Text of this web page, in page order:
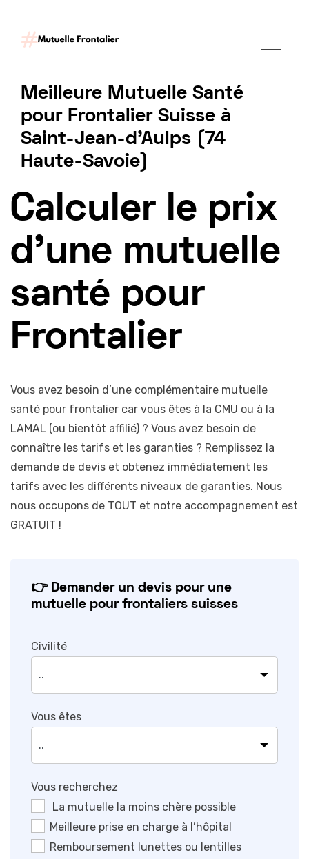
Meilleure Mutuelle Santé
pour Frontalier Suisse à
Saint-Jean-d’Aulps (74
Haute-Savoie)
Tarif mutuelle Frontalier 2025
Calculer le prix
d'une mutuelle
santé pour
Frontalier
Vous avez besoin d’une complémentaire mutuelle
santé pour frontalier car vous êtes à la CMU ou à la
LAMAL (ou bientôt affilié) ? Vous avez besoin de
connaître les tarifs et les garanties ? Remplissez la
demande de devis et obtenez immédiatement les
tarifs avec les différents niveaux de garanties. Nous
nous occupons de TOUT et notre accompagnement est
GRATUIT !
👉 Demander un devis pour une
mutuelle pour frontaliers suisses
Civilité
Vous êtes
Vous recherchez
La mutuelle la moins chère possible
Meilleure prise en charge à l’hôpital
Remboursement lunettes ou lentilles